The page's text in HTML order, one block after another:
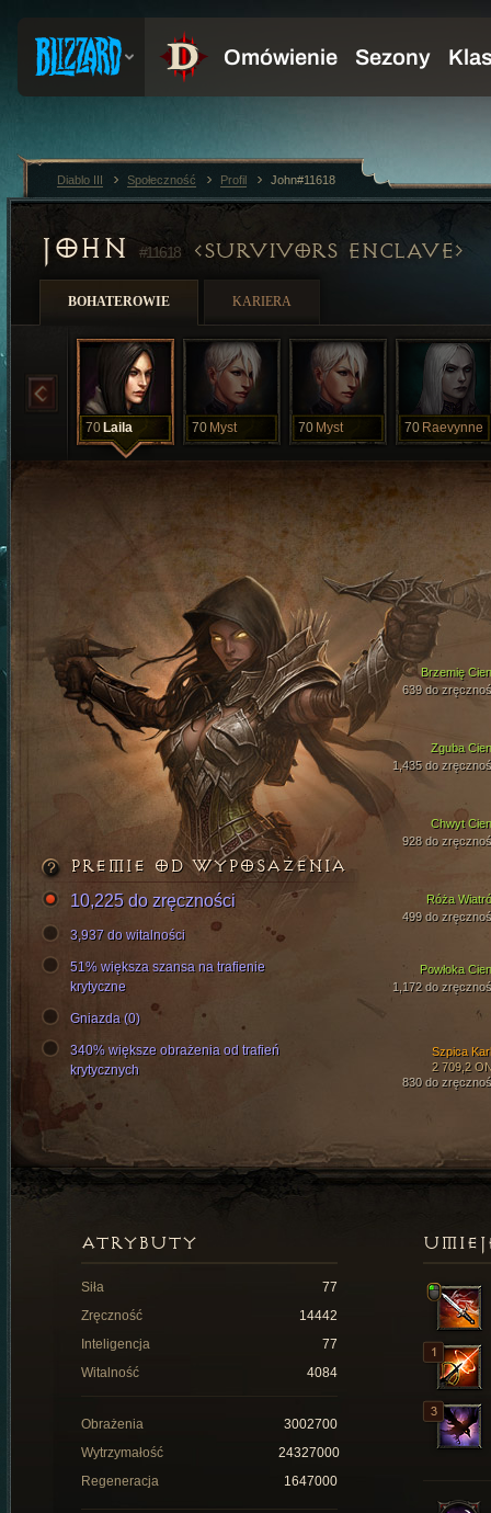
JOHN #11618 SURVIVORS ENCLAVE
BOHATEROWIE KARIERA
70 Laila 70 Myst 70 Myst 70 Raevynne
Zguba
1,435 do
Chwyt
928 do
Brzemię
639 do
Powłoka
1,172 do
Szpica
2 709,2
830 do
Róża
499 do
PREMIE OD WYPOSAŻENIA
10,225 do zręczności
3,937 do witalności
51% większa szansa na trafienie
krytyczne
Gniazda (0)
340% większe obrażenia od trafień
krytycznych
ATRYBUTY
Siła
77
Zręczność
14442
Inteligencja
77
Witalność
4084
Obrażenia
3002700
Wytrzymałość
24327000
Regeneracja
1647000
Diablo III Społeczność Profil John#11618